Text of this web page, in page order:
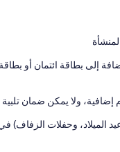
إلى بطاقة ائتمان أو
ولا يمكن ضمان تلبية
الميلاد، وحفلات الزفاف)